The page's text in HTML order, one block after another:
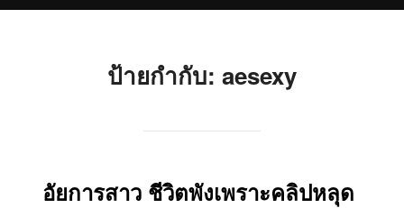
ป้ายกำกับ: aesexy
อัยการสาว ชีวิตพังเพราะคลิปหลุด